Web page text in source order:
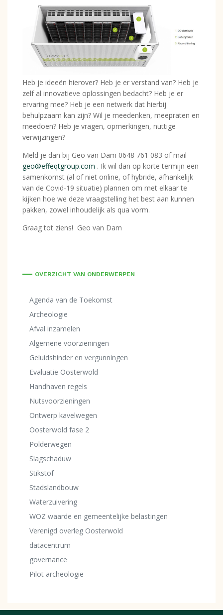
Heb je ideeën hierover? Heb je er verstand van? Heb je
zelf al innovatieve oplossingen bedacht? Heb je er
ervaring mee? Heb je een netwerk dat hierbij
behulpzaam kan zijn? Wil je meedenken, meepraten en
meedoen? Heb je vragen, opmerkingen, nuttige
verwijzingen?
Meld je dan bij Geo van Dam 0648 761 083 of mail
geo@effeqtgroup.com . Ik wil dan op korte termijn een
samenkomst (al of niet online, of hybride, afhankelijk
van de Covid-19 situatie) plannen om met elkaar te
kijken hoe we deze vraagstelling het best aan kunnen
pakken, zowel inhoudelijk als qua vorm.
Graag tot ziens! Geo van Dam
OVERZICHT VAN ONDERWERPEN
Agenda van de Toekomst
Archeologie
Afval inzamelen
Algemene voorzieningen
Geluidshinder en vergunningen
Evaluatie Oosterwold
Handhaven regels
Nutsvoorzieningen
Ontwerp kavelwegen
Oosterwold fase 2
Polderwegen
Slagschaduw
Stikstof
Stadslandbouw
Waterzuivering
WOZ waarde en gemeentelijke belastingen
Verenigd overleg Oosterwold
datacentrum
governance
Pilot archeologie